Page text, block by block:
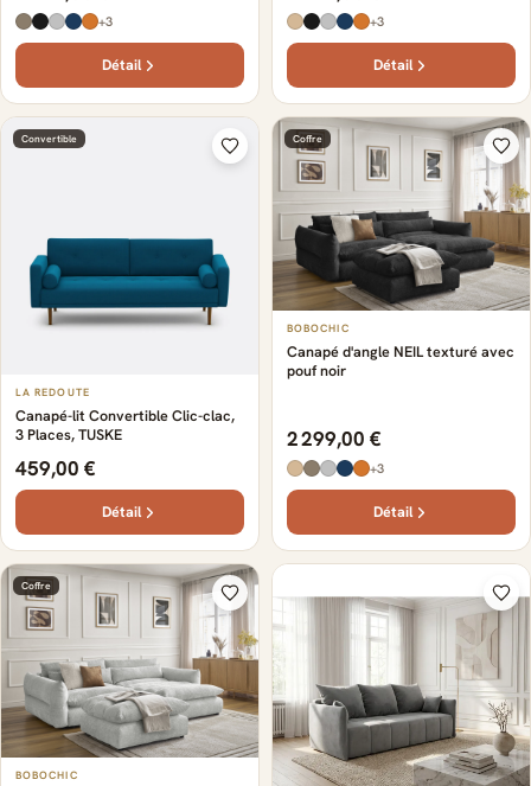
+3
Détail
+3
Détail
Convertible
LA REDOUTE
Canapé-lit Convertible Clic-clac,
3 Places, TUSKE
459,00 €
Détail
Coffre
BOBOCHIC
Canapé d'angle NEIL texturé avec
pouf noir
2 299,00 €
+3
Détail
Coffre
BOBOCHIC